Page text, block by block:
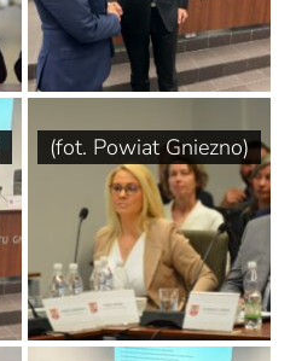
(fot. Powiat Gniezno)